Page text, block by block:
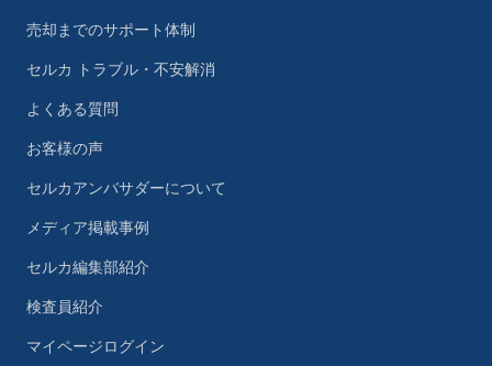
売却までのサポート体制
セルカ トラブル・不安解消
よくある質問
お客様の声
セルカアンバサダーについて
メディア掲載事例
セルカ編集部紹介
検査員紹介
マイページログイン